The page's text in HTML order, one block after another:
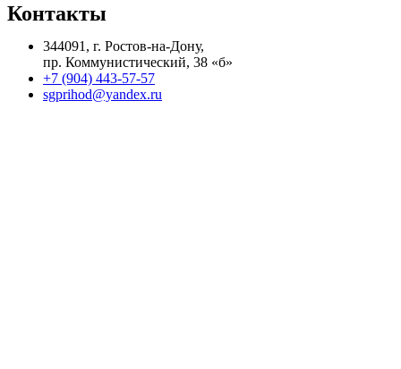
Контакты
344091, г. Ростов-на-Дону,
пр. Коммунистический, 38 «б»
+7 (904) 443-57-57
sgprihod@yandex.ru